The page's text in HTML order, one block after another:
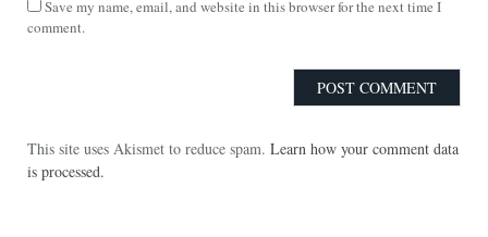
Save my name, email, and website in this browser for the next time I
comment.
This site uses Akismet to reduce spam. Learn how your comment data
is processed.